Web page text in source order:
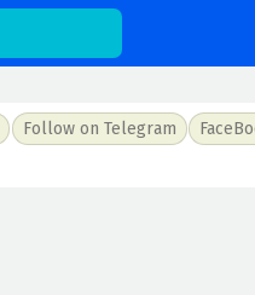
Follow on Telegram